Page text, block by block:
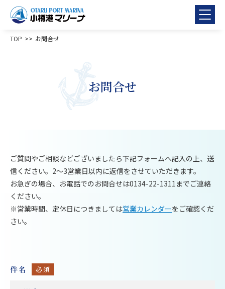
TOP お問合せ
お問合せ
ご質問やご相談などございましたら下記フォームへ記入の上、送
信ください。2～3営業日以内に返信をさせていただきます。
お急ぎの場合、お電話でのお問合せは0134-22-1311までご連絡
ください。
※営業時間、定休日につきましては営業カレンダーをご確認くだ
さい。
件名 必須